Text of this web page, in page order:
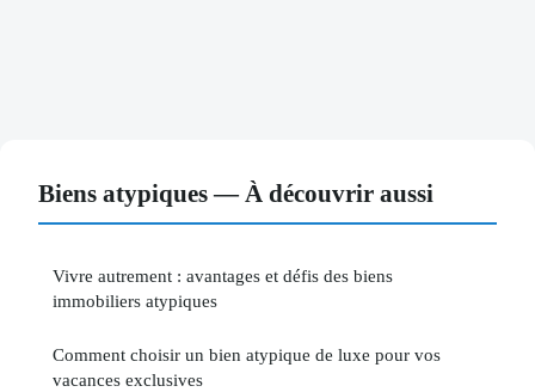
Biens atypiques — À découvrir aussi
Vivre autrement : avantages et défis des biens
immobiliers atypiques
Comment choisir un bien atypique de luxe pour vos
vacances exclusives